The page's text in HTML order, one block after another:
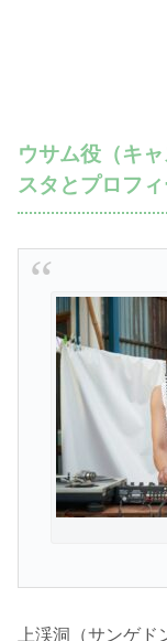
ウサム役（キ
スタとプロフ
上渓洞（サンゲド